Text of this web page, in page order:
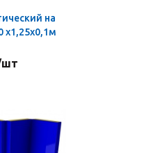
на
х1,25х0,1м
шт